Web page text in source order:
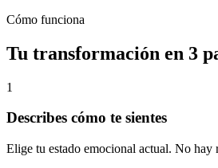
Cómo funciona
Tu transformación en 3
1
Describes cómo te sientes
Elige tu estado emocional actual. No hay